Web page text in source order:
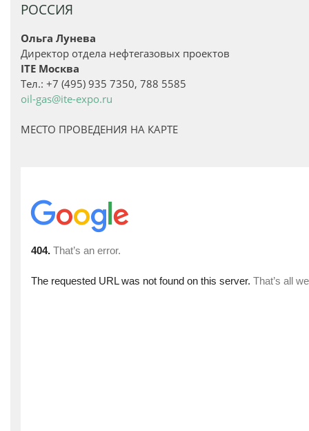
РОССИЯ
Ольга Лунева
Директор отдела нефтегазовых проектов
ITE Москва
Тел.: +7 (495) 935 7350, 788 5585
oil-gas@ite-expo.ru
МЕСТО ПРОВЕДЕНИЯ НА КАРТЕ